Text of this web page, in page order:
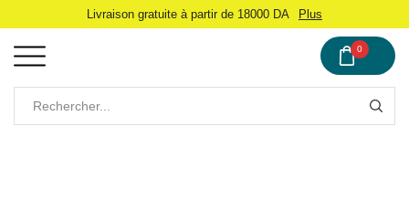
Livraison gratuite à partir de 18000 DA Plus
0